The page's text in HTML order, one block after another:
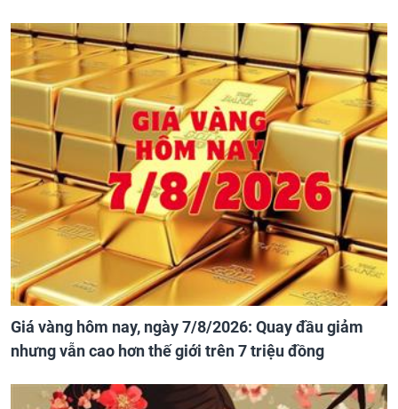
Giá vàng hôm nay, ngày 7/8/2026: Quay đầu giảm
nhưng vẫn cao hơn thế giới trên 7 triệu đồng